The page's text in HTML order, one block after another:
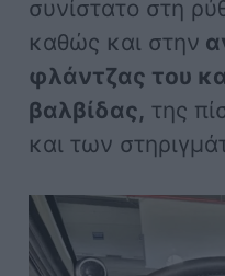
συνίστατο στη
καθώς και στην
φλάντζας του
βαλβίδας, της
και των